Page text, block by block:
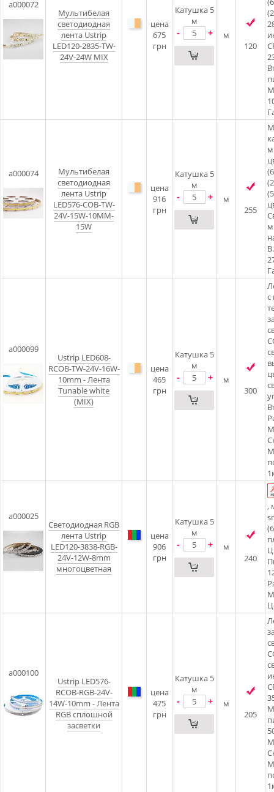
a000072
Мультибелая
светодиодная
лента Ustrip
LED120-2835-TW-
24V-24W MIX
цена
675
грн
Катушка 5
м
- +
м
120
a000074
Мультибелая
светодиодная
лента Ustrip
LED576-COB-TW-
24V-15W-10MM-
15W
цена
916
грн
Катушка 5
м
- +
м
255
a000099
Ustrip LED608-
RCOB-TW-24V-16W-
10mm - Лента
Tunable white
(MIX)
цена
465
грн
Катушка 5
м
- +
м
300
с
a000025
Светодиодная RGB
лента Ustrip
LED120-3838-RGB-
24V-12W-8mm
многоцветная
цена
906
грн
Катушка 5
м
- +
м
240
,
a000100
Ustrip LED576-
RCOB-RGB-24V-
14W-10mm - Лента
RGB сплошной
засветки
цена
475
грн
Катушка 5
м
- +
м
205